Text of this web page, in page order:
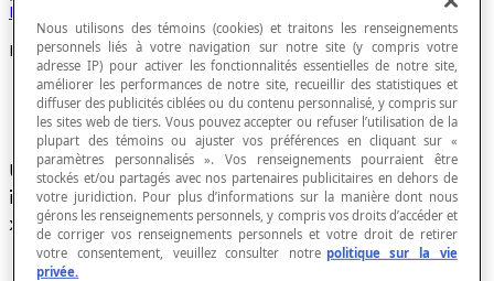
Modes de représentation
Encadrement
Un encadrement d'un nombre réelxest un
intervalle [a,b] de longueur donnée qui contient
x
Nous utilisons des témoins (cookies) et traitons les renseignements
personnels liés à votre navigation sur notre site (y compris votre
adresse IP) pour activer les fonctionnalités essentielles de notre site,
améliorer les performances de notre site, recueillir des statistiques et
diffuser des publicités ciblées ou du contenu personnalisé, y compris sur
les sites web de tiers. Vous pouvez accepter ou refuser l’utilisation de la
plupart des témoins ou ajuster vos préférences en cliquant sur «
paramètres personnalisés ». Vos renseignements pourraient être
stockés et/ou partagés avec nos partenaires publicitaires en dehors de
votre juridiction. Pour plus d’informations sur la manière dont nous
gérons les renseignements personnels, y compris vos droits d’accéder et
de corriger vos renseignements personnels et votre droit de retirer
votre consentement, veuillez consulter notre politique sur la vie
privée.